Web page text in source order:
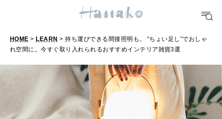
おいしい
TRAVEL
どこ行く？
HOME > LEARN > 持ち運びできる間接照明も。 “ちょい足し”でおしゃ
れ空間に。今すぐ取り入れられるおすすめインテリア雑貨3選